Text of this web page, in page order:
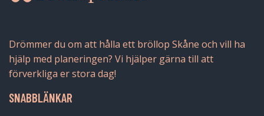
Drömmer du om att hålla ett bröllop Skåne och vill ha
hjälp med planeringen? Vi hjälper gärna till att
förverkliga er stora dag!
SNABBLÄNKAR